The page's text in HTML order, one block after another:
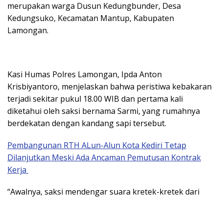
merupakan warga Dusun Kedungbunder, Desa
Kedungsuko, Kecamatan Mantup, Kabupaten
Lamongan.
Kasi Humas Polres Lamongan, Ipda Anton
Krisbiyantoro, menjelaskan bahwa peristiwa kebakaran
terjadi sekitar pukul 18.00 WIB dan pertama kali
diketahui oleh saksi bernama Sarmi, yang rumahnya
berdekatan dengan kandang sapi tersebut.
Pembangunan RTH ALun-Alun Kota Kediri Tetap
Dilanjutkan Meski Ada Ancaman Pemutusan Kontrak
Kerja
“Awalnya, saksi mendengar suara kretek-kretek dari